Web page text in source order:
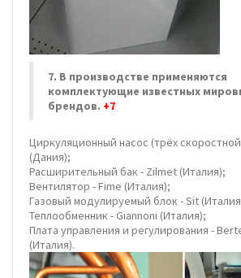
7. В производстве применяются
комплектующие известных
брендов. +7
Циркуляционный насос (трёх
(Дания);
Расширительный бак - Zilmet (Италия);
Вентилятор - Fime (Италия);
Газовый модулируемый блок - Sit
Теплообменник - Giannoni (Италия);
Плата управления и регулирования -
(Италия).